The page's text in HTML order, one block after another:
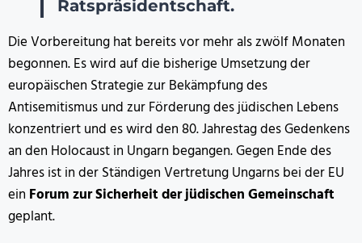
Ratspräsidentschaft.
Die Vorbereitung hat bereits vor mehr als zwölf Monaten
begonnen. Es wird auf die bisherige Umsetzung der
europäischen Strategie zur Bekämpfung des
Antisemitismus und zur Förderung des jüdischen Lebens
konzentriert und es wird den 80. Jahrestag des Gedenkens
an den Holocaust in Ungarn begangen. Gegen Ende des
Jahres ist in der Ständigen Vertretung Ungarns bei der EU
ein Forum zur Sicherheit der jüdischen Gemeinschaft
geplant.